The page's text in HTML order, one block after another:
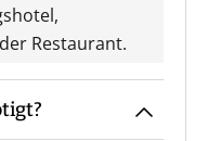
Restaurant.